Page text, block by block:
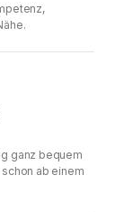
ganz bequem
ab einem